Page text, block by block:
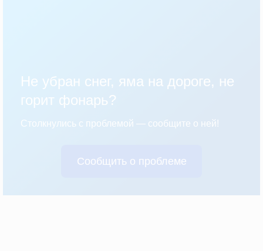
Не убран снег, яма на дороге, не
горит фонарь?
Столкнулись с проблемой — сообщите о ней!
Сообщить о проблеме